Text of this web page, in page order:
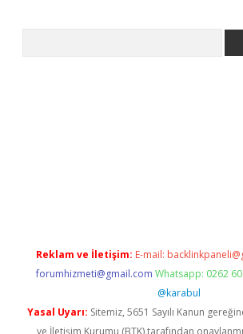
Reklam ve İletişim: E-mail:
forumhizmeti@gmail.com Whatsapp: 0262
@karabul
Yasal Uyarı: Sitemiz, 5651 Sayılı Kanun
ve İletişim Kurumu (BTK) tarafından